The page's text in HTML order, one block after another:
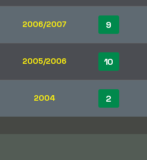
2006/2007 9
2005/2006 10
2004 2